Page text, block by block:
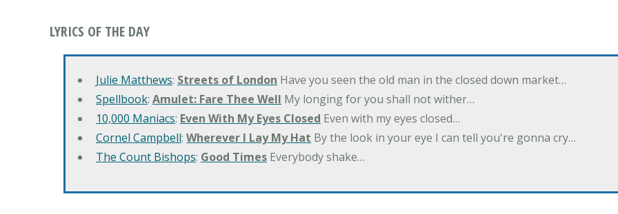
LYRICS OF THE DAY
Julie Matthews: Streets of London Have you seen the old man in the closed down market…
Spellbook: Amulet: Fare Thee Well My longing for you shall not wither…
10,000 Maniacs: Even With My Eyes Closed Even with my eyes closed…
Cornel Campbell: Wherever I Lay My Hat By the look in your eye I can tell you're gonna cry…
The Count Bishops: Good Times Everybody shake…